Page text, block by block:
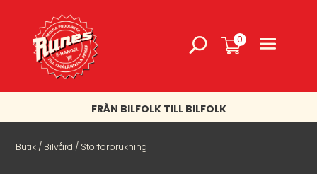
0
FRÅN BILFOLK TILL BILFOLK
Butik / Bilvård / Storförbrukning